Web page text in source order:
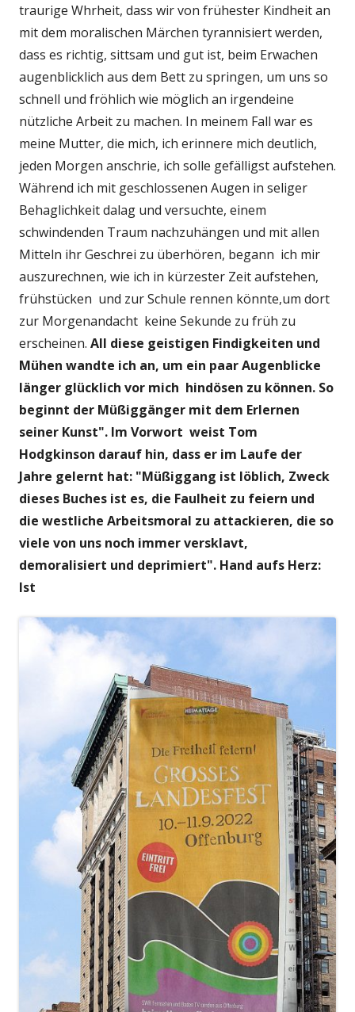
traurige Whrheit, dass wir von frühester Kindheit an
mit dem moralischen Märchen tyrannisiert werden,
dass es richtig, sittsam und gut ist, beim Erwachen
augenblicklich aus dem Bett zu springen, um uns so
schnell und fröhlich wie möglich an irgendeine
nützliche Arbeit zu machen. In meinem Fall war es
meine Mutter, die mich, ich erinnere mich deutlich,
jeden Morgen anschrie, ich solle gefälligst aufstehen.
Während ich mit geschlossenen Augen in seliger
Behaglichkeit dalag und versuchte, einem
schwindenden Traum nachzuhängen und mit allen
Mitteln ihr Geschrei zu überhören, begann ich mir
auszurechnen, wie ich in kürzester Zeit aufstehen,
frühstücken und zur Schule rennen könnte,um dort
zur Morgenandacht keine Sekunde zu früh zu
erscheinen. All diese geistigen Findigkeiten und
Mühen wandte ich an, um ein paar Augenblicke
länger glücklich vor mich hindösen zu können. So
beginnt der Müßiggänger mit dem Erlernen
seiner Kunst". Im Vorwort weist Tom
Hodgkinson darauf hin, dass er im Laufe der
Jahre gelernt hat: "Müßiggang ist löblich, Zweck
dieses Buches ist es, die Faulheit zu feiern und
die westliche Arbeitsmoral zu attackieren, die so
viele von uns noch immer versklavt,
demoralisiert und deprimiert". Hand aufs Herz:
Ist